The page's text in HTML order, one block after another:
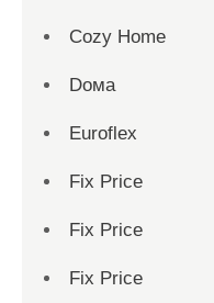
Cozy Home
Dома
Euroflex
Fix Price
Fix Price
Fix Price